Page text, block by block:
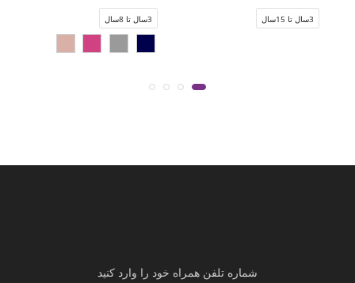
3سال تا 15سال 3سال تا 8سال
شماره تلفن همراه خود را وارد کنید